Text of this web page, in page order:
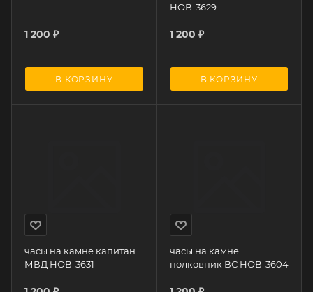
1 200 ₽
В КОРЗИНУ
НОВ-3629
1 200 ₽
В КОРЗИНУ
часы на камне капитан
МВД НОВ-3631
часы на камне
полковник ВС НОВ-3604